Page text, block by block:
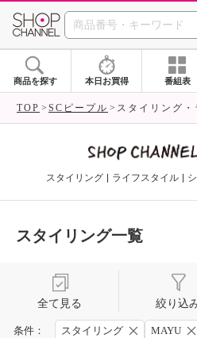
SHOP
商品を探す 本日お買得 番組表
TOP SCピープル スタイリング
スタイリング ライフスタイル
スタイリング一覧
全て見る 絞り込
条件： スタイリング MAYU